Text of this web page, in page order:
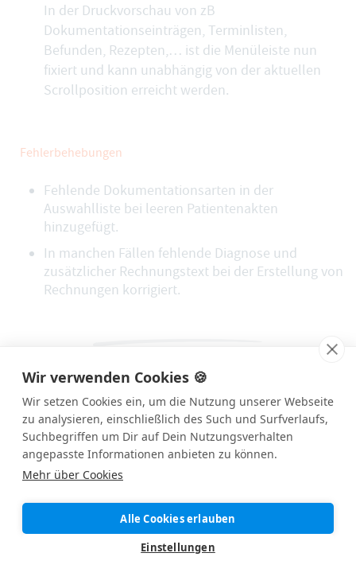
Wir verwenden Cookies 🍪
Wir setzen Cookies ein, um die Nutzung unserer Webseite
zu analysieren, einschließlich des Such und Surfverlaufs,
Suchbegriffen um Dir auf Dein Nutzungsverhalten
angepasste Informationen anbieten zu können.
Mehr über Cookies
Alle Cookies erlauben
Einstellungen
In der Druckvorschau von zB
Dokumentationseinträgen, Terminlisten,
Befunden, Rezepten,… ist die Menüleiste nun
fixiert und kann unabhängig von der aktuellen
Scrollposition erreicht werden.
Fehlerbehebungen
Fehlende Dokumentationsarten in der
Auswahlliste bei leeren Patientenakten
hinzugefügt.
In manchen Fällen fehlende Diagnose und
zusätzlicher Rechnungstext bei der Erstellung von
Rechnungen korrigiert.
Änderungen vom 24. Mai 2018
NEU
Mit Inkrafttreten der DSGVO am 25.05.2018 haben
wir natürlich auch alle wichtigen Änderungen und